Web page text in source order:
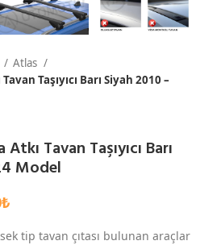
Atlas
Taşıyıcı Barı Siyah 2010 –
Tavan Taşıyıcı Barı
Model
₺
tip tavan çıtası bulunan araçlar